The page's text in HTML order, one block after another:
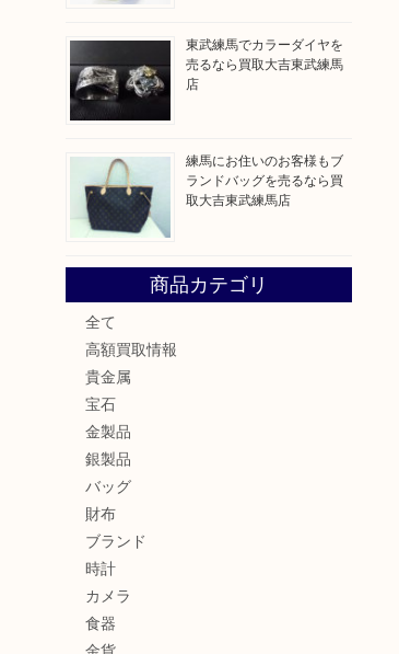
東武練馬でカラーダイヤを
売るなら買取大吉東武練馬
店
練馬にお住いのお客様もブ
ランドバッグを売るなら買
取大吉東武練馬店
商品カテゴリ
全て
高額買取情報
貴金属
宝石
金製品
銀製品
バッグ
財布
ブランド
時計
カメラ
食器
金貨